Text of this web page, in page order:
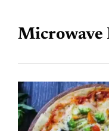
Microwave